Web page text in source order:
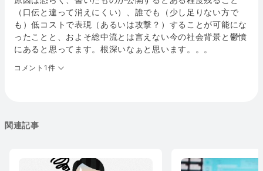
（口伝と違って消えにくい）、誰でも（少し足りない方で
も）低コストで表現（あるいは攻撃？）することが可能にな
ったことと、およそ総中流とは言えない今の社会背景と鬱憤
にあると思ってます。根深いなぁと思います。。。
コメント1件
関連記事